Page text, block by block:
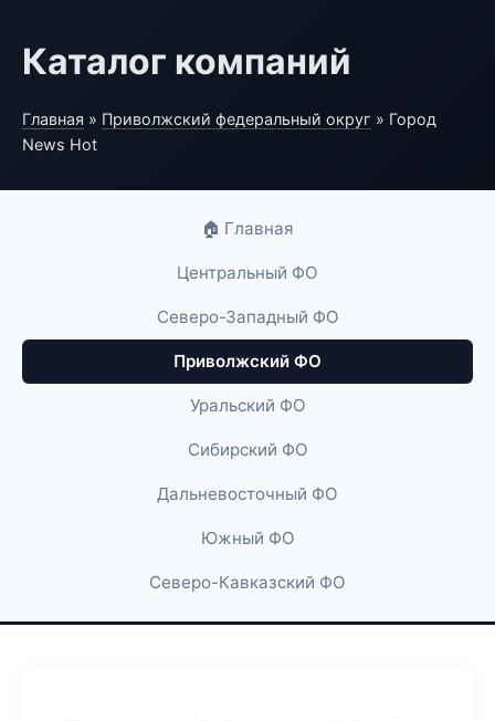
Каталог компаний
Главная » Приволжский федеральный округ » Город
News Hot
🏠 Главная
Центральный ФО
Северо-Западный ФО
Приволжский ФО
Уральский ФО
Сибирский ФО
Дальневосточный ФО
Южный ФО
Северо-Кавказский ФО